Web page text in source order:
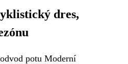
dres,
potu Moderní